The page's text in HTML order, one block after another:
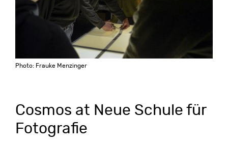
Photo: Frauke Menzinger
Cosmos at Neue Schule für
Fotografie